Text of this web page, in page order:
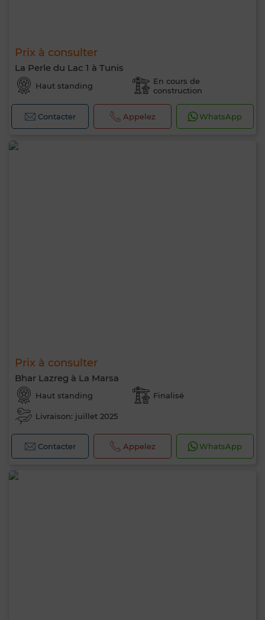
Prix à consulter
La Perle du Lac 1 à Tunis
Haut standing
En cours de
construction
Contacter Appelez WhatsApp
Prix à consulter
Bhar Lazreg à La Marsa
Haut standing Finalisé
Livraison: juillet 2025
Contacter Appelez WhatsApp